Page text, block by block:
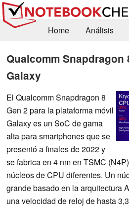
Home Análisis
Orientación para la Compra
Contacto
Qualcomm Snapdragon
Galaxy
El Qualcomm Snapdragon 8
Gen 2 para la plataforma móvil
Galaxy es un SoC de gama
alta para smartphones que se
presentó a finales de 2022 y
se fabrica en 4 nm en TSMC
núcleos de CPU diferentes. Un
grande basado en la arquitectura
una velocidad de reloj de hasta